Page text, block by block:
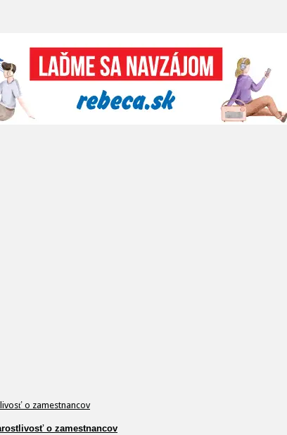
o zamestnancov